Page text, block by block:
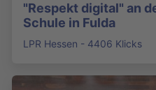
"Respekt digital" an
Schule in Fulda
LPR Hessen - 4406 Klicks